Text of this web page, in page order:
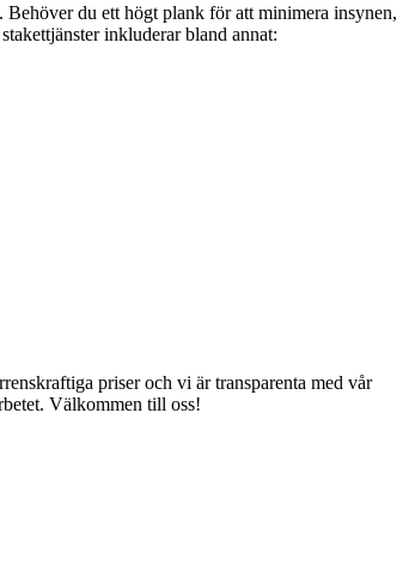
Behöver du ett högt plank för att minimera insynen,
inkluderar bland annat:
priser och vi är transparenta med vår
Välkommen till oss!